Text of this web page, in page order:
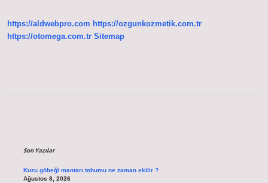
https://aldwebpro.com https://ozgunkozmetik.com.tr
https://otomega.com.tr Sitemap
Son Yazılar
Kuzu göbeği mantarı tohumu ne zaman ekilir ?
Ağustos 8, 2026